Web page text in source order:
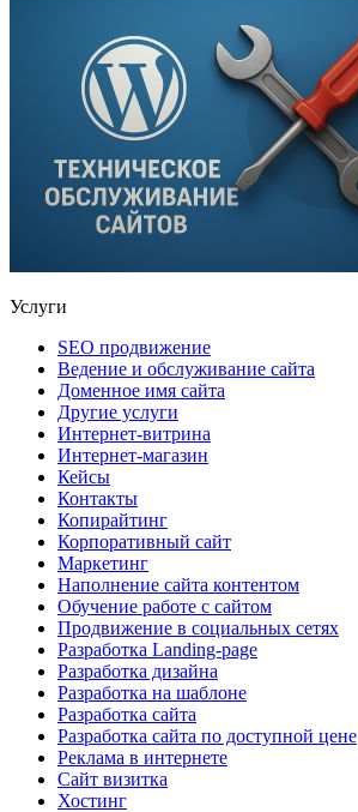
Услуги
SEO продвижение
Ведение и обслуживание сайта
Доменное имя сайта
Другие услуги
Интернет-витрина
Интернет-магазин
Кейсы
Контакты
Копирайтинг
Корпоративный сайт
Маркетинг
Наполнение сайта контентом
Обучение работе с сайтом
Продвижение в социальных сетях
Разработка Landing-page
Разработка дизайна
Разработка на шаблоне
Разработка сайта
Разработка сайта по доступной цене
Реклама в интернете
Сайт визитка
Хостинг